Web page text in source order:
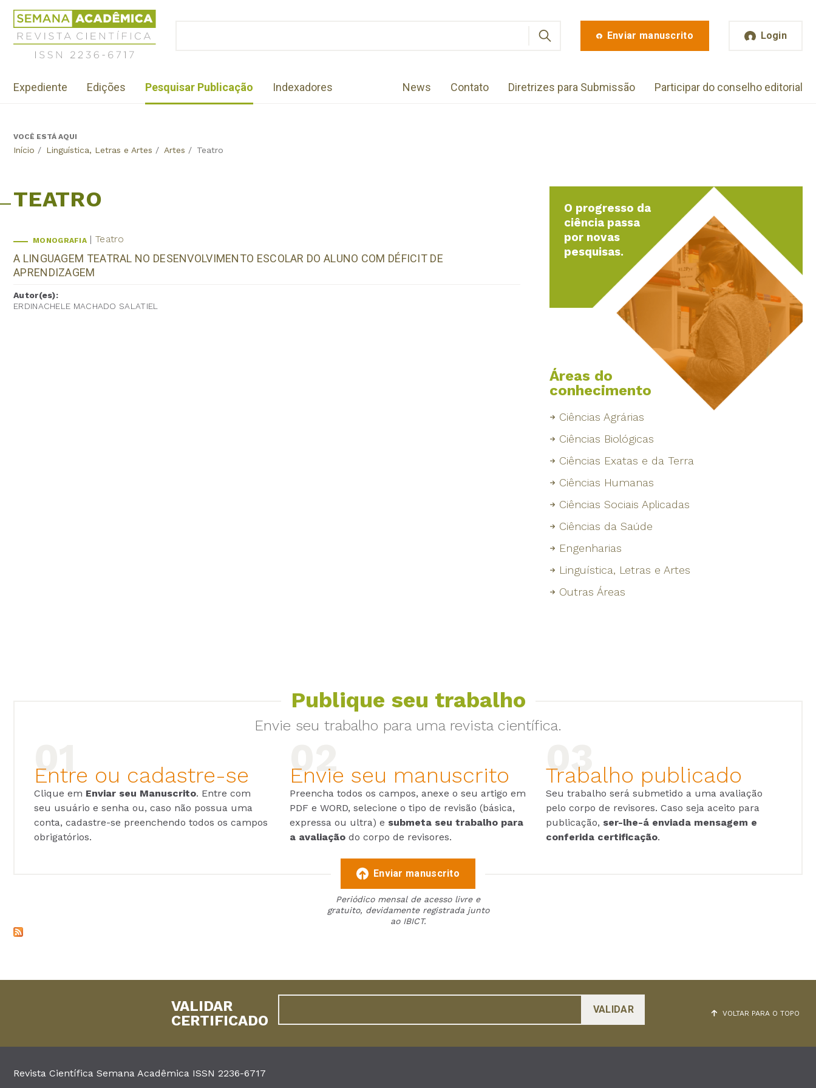
Jump
navigation
Revista
Científica
Semana
Acadêmica
2236-
Enviar manuscrito Login
Menu
institutional
Expediente Edições Pesquisar Publicação Indexadores News Contato Diretrizes para Submissão Participar do conselho editorial
BackVOCÊ ESTÁ AQUI
Início / Linguística, Letras e Artes / Artes / Teatro
TEATRO
MONOGRAFIA Teatro
A LINGUAGEM TEATRAL NO DESENVOLVIMENTO ESCOLAR DO ALUNO COM DÉFICIT DE
APRENDIZAGEM
Autor(es):
ERDINACHELE MACHADO SALATIEL
O progresso da
ciência passa
por novas
pesquisas.
Áreas do
conhecimento
Ciências Agrárias
Ciências Biológicas
Ciências Exatas e da Terra
Ciências Humanas
Ciências Sociais Aplicadas
Ciências da Saúde
Engenharias
Linguística, Letras e Artes
Outras Áreas
Publique seu trabalho
Envie seu trabalho para uma revista científica.
Entre ou cadastre-se
Clique em Enviar seu Manuscrito. Entre com
seu usuário e senha ou, caso não possua uma
conta, cadastre-se preenchendo todos os campos
obrigatórios.
Envie seu manuscrito
Preencha todos os campos, anexe o seu artigo em
PDF e WORD, selecione o tipo de revisão (básica,
expressa ou ultra) e submeta seu trabalho para
a avaliação do corpo de revisores.
Trabalho publicado
Seu trabalho será submetido a uma avaliação
pelo corpo de revisores. Caso seja aceito para
publicação, ser-lhe-á enviada mensagem e
conferida certificação.
Enviar manuscrito
Periódico mensal de acesso livre e
gratuito, devidamente registrada junto
ao IBICT.
VOLTAR PARA O TOPO
VALIDAR
CERTIFICADO
Revista Científica Semana Acadêmica ISSN 2236-6717